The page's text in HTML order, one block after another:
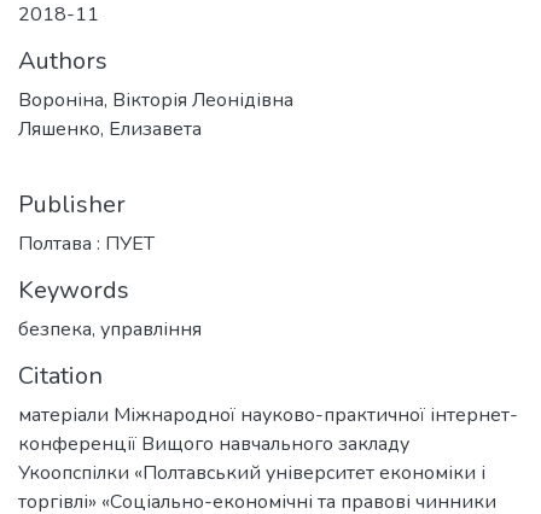
2018-11
Authors
Вороніна, Вікторія Леонідівна
Ляшенко, Елизавета
Publisher
Полтава : ПУЕТ
Keywords
безпека, управління
Citation
матеріали Міжнародної науково-практичної інтернет-
конференції Вищого навчального закладу
Укоопспілки «Полтавський університет економіки і
торгівлі» «Соціально-економічні та правові чинники